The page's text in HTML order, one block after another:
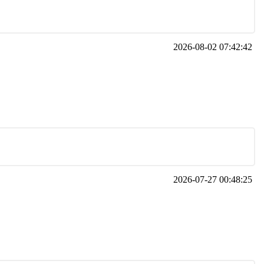
2026-08-02 07:42:42
2026-07-27 00:48:25